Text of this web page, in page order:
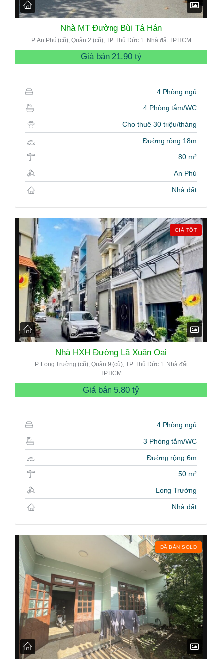
Nhà MT Đường Bùi Tá Hán
P. An Phú (cũ), Quận 2 (cũ), TP. Thủ Đức 1. Nhà đất TP.HCM
Giá bán 21.90 tỷ
4 Phòng ngủ
4 Phòng tắm/WC
Cho thuê 30 triệu/tháng
Đường rộng 18m
80 m²
An Phú
Nhà đất
GIÁ TỐT
Nhà HXH Đường Lã Xuân Oai
P. Long Trường (cũ), Quận 9 (cũ), TP. Thủ Đức 1. Nhà đất
TP.HCM
Giá bán 5.80 tỷ
4 Phòng ngủ
3 Phòng tắm/WC
Đường rộng 6m
50 m²
Long Trường
Nhà đất
ĐÃ BÁN SOLD